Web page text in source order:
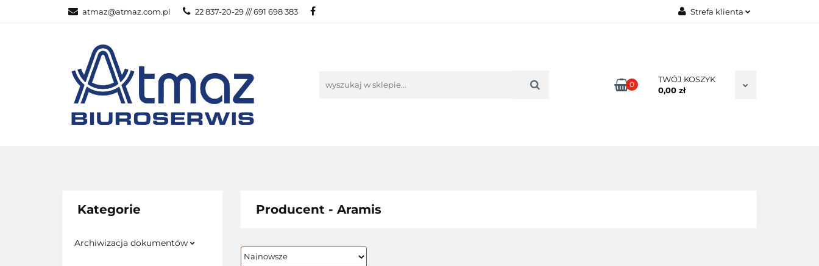
atmaz@atmaz.com.pl 22 837-20-29 /// 691 698 383 Strefa klienta
Dodaj zgłoszenie
0
TWÓJ KOSZYK
0,00 zł
Kategorie
Archiwizacja dokumentów
Producent - Aramis